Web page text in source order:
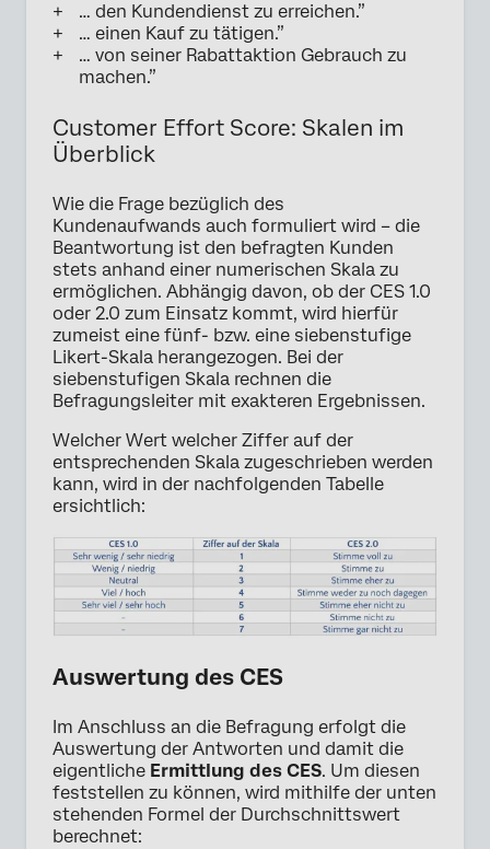
… den Kundendienst zu erreichen.”
… einen Kauf zu tätigen.”
… von seiner Rabattaktion Gebrauch zu
machen.”
Customer Effort Score: Skalen im
Überblick
Wie die Frage bezüglich des
Kundenaufwands auch formuliert wird – die
Beantwortung ist den befragten Kunden
stets anhand einer numerischen Skala zu
ermöglichen. Abhängig davon, ob der CES 1.0
oder 2.0 zum Einsatz kommt, wird hierfür
zumeist eine fünf- bzw. eine siebenstufige
Likert-Skala herangezogen. Bei der
siebenstufigen Skala rechnen die
Befragungsleiter mit exakteren Ergebnissen.
Welcher Wert welcher Ziffer auf der
entsprechenden Skala zugeschrieben werden
kann, wird in der nachfolgenden Tabelle
ersichtlich:
Auswertung des CES
Im Anschluss an die Befragung erfolgt die
Auswertung der Antworten und damit die
eigentliche Ermittlung des CES. Um diesen
feststellen zu können, wird mithilfe der unten
stehenden Formel der Durchschnittswert
berechnet: